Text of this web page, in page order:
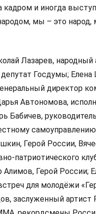
кадром и иногда
мы – это
Лазарев,
Госдумы; Елена
директор
Автономова,
Бабичев,
Герой России,
патриотического
Герой России;
для молодёжи
заслуженный